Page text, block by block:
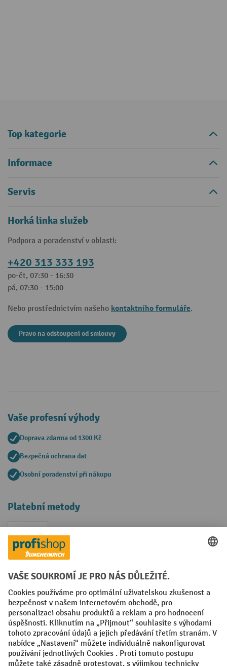
Top kategorie
Informace
Servis
Horká linka služeb
Podpora a poradenství v oblasti:
+420 313 333 193
po-čt, 07:30 - 16:30
pá, 07:30 - 15:00
Nebo prostřednictvím našeho kontaktního formuláře.
Pravo na odstoupeni od smlouvy
Vaše profesní výhody
Doprava zdarma od 1300 Kč
Bezpečná ochrana dat
Osobní poradenství při nákupu
Platební metody
Faktura
Sociální sítě
Facebook
YouTubeLinkedIn
VODP Otisk
Prohlášení o ochraně osobních údajů